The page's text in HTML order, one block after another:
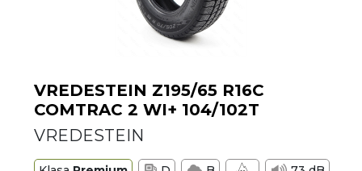
VREDESTEIN Z195/65 R16C
COMTRAC 2 WI+ 104/102T
VREDESTEIN